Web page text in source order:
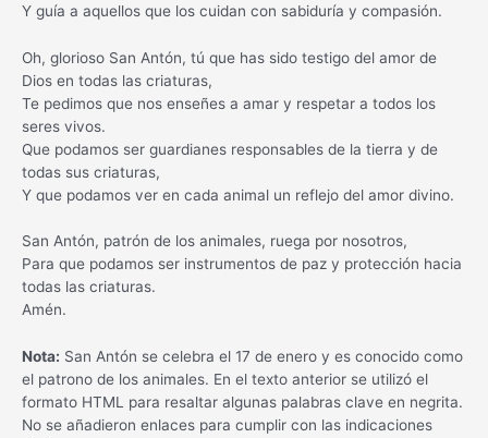
Y guía a aquellos que los cuidan con sabiduría y compasión.
Oh, glorioso San Antón, tú que has sido testigo del amor de
Dios en todas las criaturas,
Te pedimos que nos enseñes a amar y respetar a todos los
seres vivos.
Que podamos ser guardianes responsables de la tierra y de
todas sus criaturas,
Y que podamos ver en cada animal un reflejo del amor divino.
San Antón, patrón de los animales, ruega por nosotros,
Para que podamos ser instrumentos de paz y protección hacia
todas las criaturas.
Amén.
Nota: San Antón se celebra el 17 de enero y es conocido como
el patrono de los animales. En el texto anterior se utilizó el
formato HTML para resaltar algunas palabras clave en negrita.
No se añadieron enlaces para cumplir con las indicaciones